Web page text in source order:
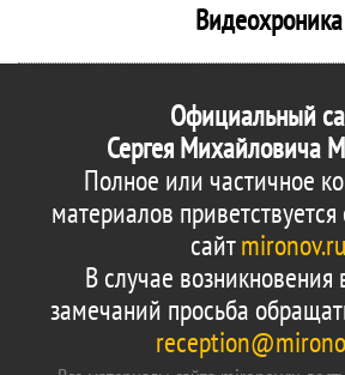
Видеохроника
Официальный
Сергея Михайловича
Полное или частичное
материалов
сайтmironov.ru
В случае возникновения
замечаний просьба